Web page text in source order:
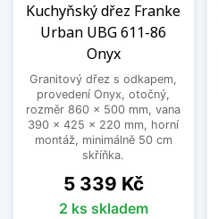
Kuchyňský dřez Franke
Urban UBG 611-86
Onyx
Granitový dřez s odkapem,
provedení Onyx, otočný,
rozměr 860 x 500 mm, vana
390 x 425 x 220 mm, horní
montáž, minimálně 50 cm
skříňka.
Cena
5 339 Kč
2 ks skladem